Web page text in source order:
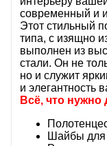
современный и
Этот стильный
типа, с изящно
выполнен из
стали. Он не
но и служит
и элегантность
Всё, что нужно
Шайбы для